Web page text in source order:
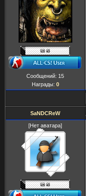
Сообщений: 15
Награды: 0
SaNDCReW
[Нет аватара]